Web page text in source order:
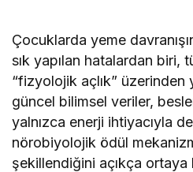
Çocuklarda yeme
sık yapılan hatalardan biri,
“fizyolojik açlık” üzerinden
güncel bilimsel veriler,
yalnızca enerji ihtiyacıyla
nörobiyolojik ödül
şekillendiğini açıkça ortaya